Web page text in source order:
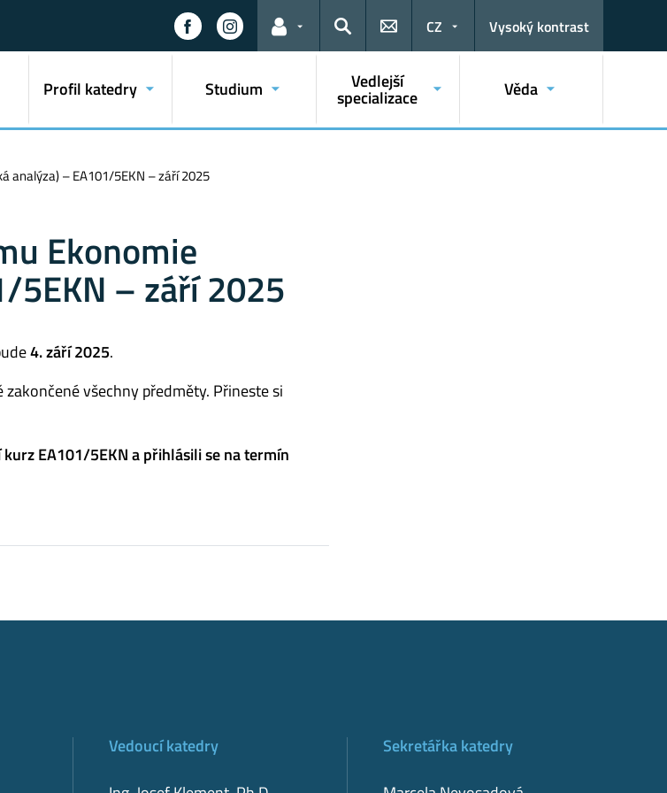
Odkazy pro uživatele
Hledat
CZ Vysoký kontrast
Profil katedry Studium Vedlejší
specializace Věda
analýza) – EA101/5EKN – září 2025
Ekonomie
5EKN – září 2025
4. září 2025.
všechny předměty. Přineste si
kurz EA101/5EKN a přihlásili se na termín
Vedoucí katedry
Sekretářka katedry